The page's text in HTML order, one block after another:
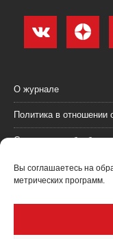
Вы соглашаетесь на
метрических программ.
О журнале
Политика в отношении
Согласие на
Пользовательское